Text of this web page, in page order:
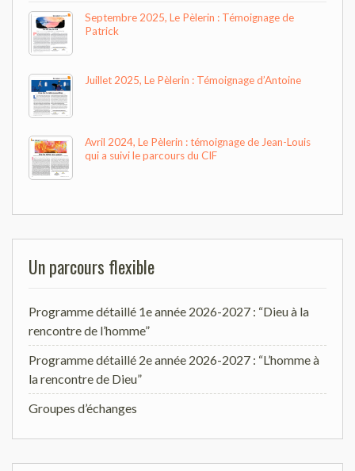
Septembre 2025, Le Pèlerin : Témoignage de
Patrick
Juillet 2025, Le Pèlerin : Témoignage d’Antoine
Avril 2024, Le Pèlerin : témoignage de Jean-Louis
qui a suivi le parcours du CIF
Un parcours flexible
Programme détaillé 1e année 2026-2027 : “Dieu à la
rencontre de l’homme”
Programme détaillé 2e année 2026-2027 : “L’homme à
la rencontre de Dieu”
Groupes d’échanges